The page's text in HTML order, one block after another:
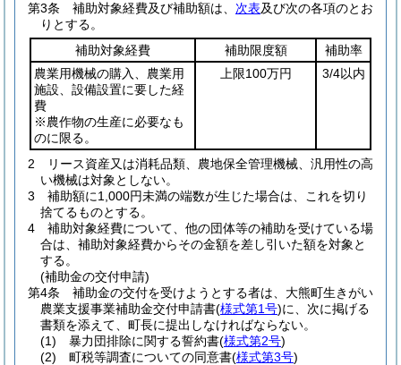
第3条
補助対象経費及び補助額は、 次表及び次の各項のとお
りとする。
補助対象経費
補助限度額
補助率
農業用機械の購入、農業用
施設、設備設置に要した経
費
※農作物の生産に必要なも
のに限る。
上限100万円 3/4以内
2
リース資産又は消耗品類、農地保全管理機械、汎用性の高
い機械は対象としない。
3
補助額に1,000円未満の端数が生じた場合は、これを切り
捨てるものとする。
4
補助対象経費について、他の団体等の補助を受けている場
合は、補助対象経費からその金額を差し引いた額を対象と
する。
(補助金の交付申請)
第4条
補助金の交付を受けようとする者は、大熊町生きがい
農業支援事業補助金交付申請書(様式第1号)に、次に掲げる
書類を添えて、町長に提出しなければならない。
(1)
暴力団排除に関する誓約書(様式第2号)
(2)
町税等調査についての同意書(様式第3号)